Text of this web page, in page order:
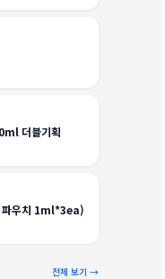
더블기획
파우치 1ml*3ea)
전체 보기 →